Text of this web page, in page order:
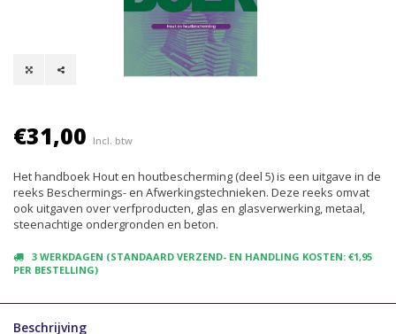
€31,00 Incl. btw
Het handboek Hout en houtbescherming (deel 5) is een uitgave in de
reeks Beschermings- en Afwerkingstechnieken. Deze reeks omvat
ook uitgaven over verfproducten, glas en glasverwerking, metaal,
steenachtige ondergronden en beton.
3 WERKDAGEN (STANDAARD VERZEND- EN HANDLING KOSTEN: €1,95
PER BESTELLING)
Beschrijving